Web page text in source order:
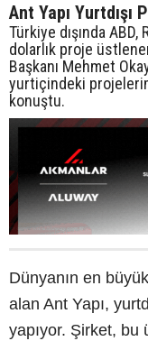
Ant Yapı Yurtdışı
Türkiye dışında
dolarlık proje
Başkanı Mehmet
yurtiçindeki
konuştu.
Dünyanın en
alan Ant Yapı,
yapıyor. Şirket, bu